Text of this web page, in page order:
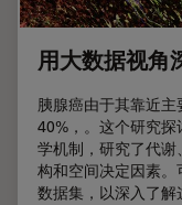
用大数据视角
胰腺癌由于其靠近
40%，。这个研究
学机制，研究了代
构和空间决定因素
数据集，以深入了解